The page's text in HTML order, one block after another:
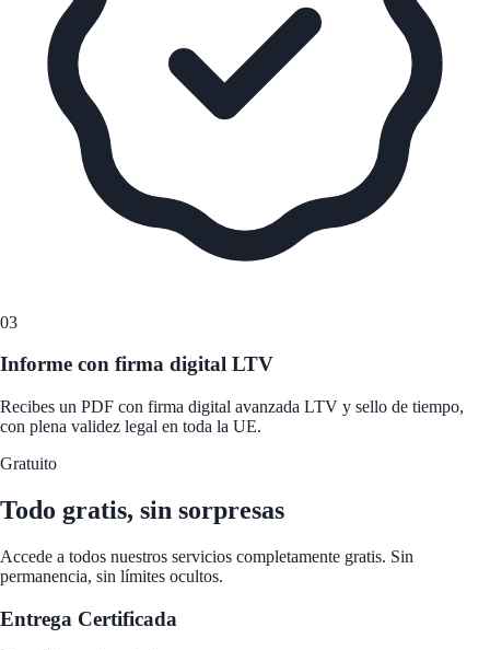
03
Informe con firma digital LTV
Recibes un PDF con firma digital avanzada LTV y sello de tiempo,
con plena validez legal en toda la UE.
Gratuito
Todo gratis, sin sorpresas
Accede a todos nuestros servicios completamente gratis. Sin
permanencia, sin límites ocultos.
Entrega Certificada